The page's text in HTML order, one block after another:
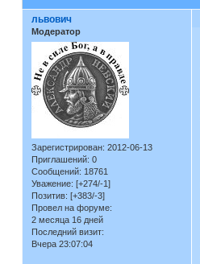
львович
Модератор
Зарегистрирован: 2012-06-13
Приглашений: 0
Сообщений: 18761
Уважение: [+274/-1]
Позитив: [+383/-3]
Провел на форуме:
2 месяца 16 дней
Последний визит:
Вчера 23:07:04